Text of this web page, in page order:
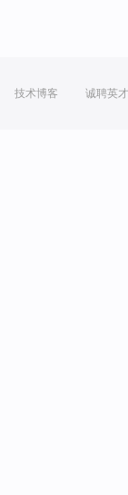
技术博客 诚聘英才